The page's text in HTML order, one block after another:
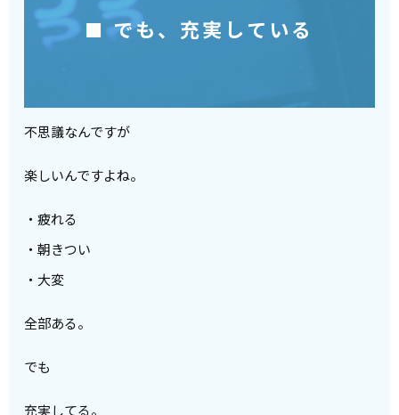
■ でも、充実している
不思議なんですが
楽しいんですよね。
・疲れる
・朝きつい
・大変
全部ある。
でも
充実してる。